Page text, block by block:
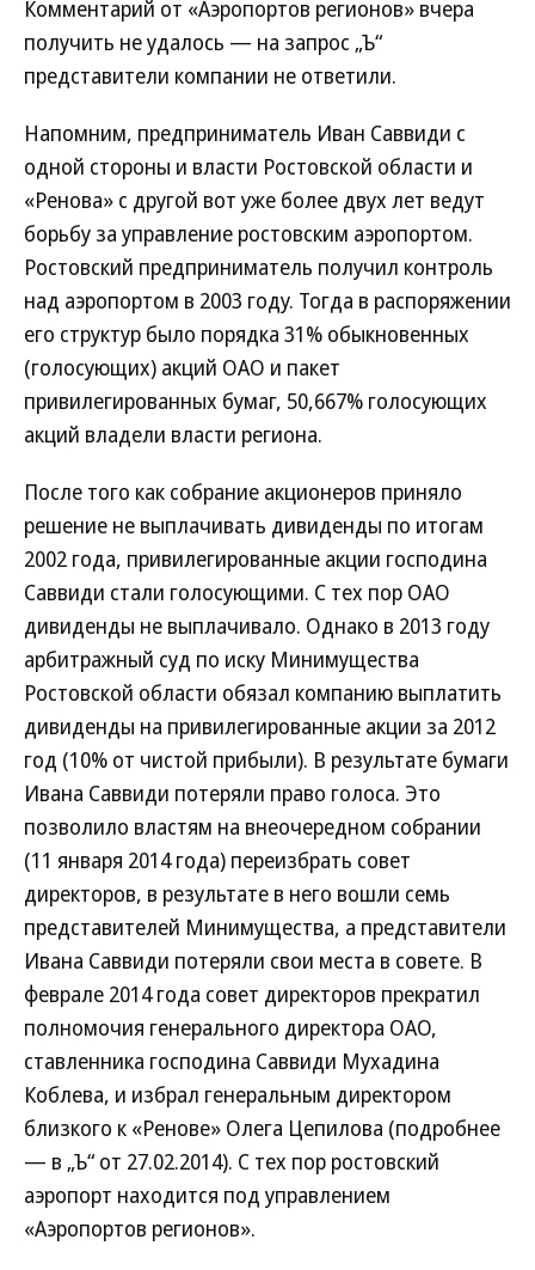
Комментарий от «Аэропортов регионов» вчера
получить не удалось — на запрос „Ъ“
представители компании не ответили.
Напомним, предприниматель Иван Саввиди с
одной стороны и власти Ростовской области и
«Ренова» с другой вот уже более двух лет ведут
борьбу за управление ростовским аэропортом.
Ростовский предприниматель получил контроль
над аэропортом в 2003 году. Тогда в распоряжении
его структур было порядка 31% обыкновенных
(голосующих) акций ОАО и пакет
привилегированных бумаг, 50,667% голосующих
акций владели власти региона.
После того как собрание акционеров приняло
решение не выплачивать дивиденды по итогам
2002 года, привилегированные акции господина
Саввиди стали голосующими. С тех пор ОАО
дивиденды не выплачивало. Однако в 2013 году
арбитражный суд по иску Минимущества
Ростовской области обязал компанию выплатить
дивиденды на привилегированные акции за 2012
год (10% от чистой прибыли). В результате бумаги
Ивана Саввиди потеряли право голоса. Это
позволило властям на внеочередном собрании
(11 января 2014 года) переизбрать совет
директоров, в результате в него вошли семь
представителей Минимущества, а представители
Ивана Саввиди потеряли свои места в совете. В
феврале 2014 года совет директоров прекратил
полномочия генерального директора ОАО,
ставленника господина Саввиди Мухадина
Коблева, и избрал генеральным директором
близкого к «Ренове» Олега Цепилова (подробнее
— в „Ъ“ от 27.02.2014). С тех пор ростовский
аэропорт находится под управлением
«Аэропортов регионов».